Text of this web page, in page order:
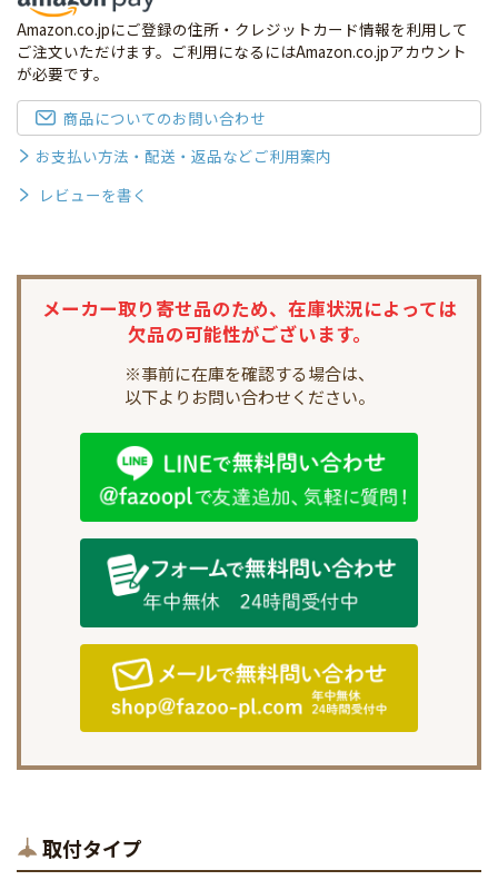
Amazon.co.jpにご登録の住所・クレジットカード情報を利用して
ご注文いただけます。ご利用になるにはAmazon.co.jpアカウント
が必要です。
商品についてのお問い合わせ
お支払い方法・配送・返品などご利用案内
レビューを書く
メーカー取り寄せ品のため、 在庫状況によっては
欠品の可能性がございます。
※事前に在庫を確認する場合は、
以下よりお問い合わせください。
取付タイプ